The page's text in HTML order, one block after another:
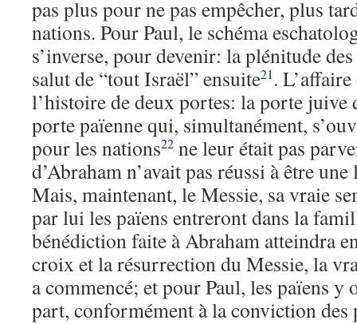
pas plus pour ne pas empêcher, plus
nations. Pour Paul, le schéma
s’inverse, pour devenir: la plénitude
salut de “tout Israël” ensuite21 .
l’histoire de deux portes: la porte juive
porte païenne qui, simultanément,
pour les nations22 ne leur était pas
d’Abraham n’avait pas réussi à être
Mais, maintenant, le Messie, sa vraie
par lui les païens entreront dans la
bénédiction faite à Abraham atteindra
croix et la résurrection du Messie, la
a commencé; et pour Paul, les païens y
part, conformément à la conviction des